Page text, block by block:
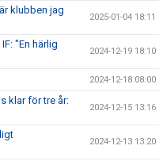
klubben jag
2025-01-04 18:11
"En härlig
2024-12-19 18:10
2024-12-18 08:00
klar för tre år:
2024-12-15 13:16
2024-12-13 13:20